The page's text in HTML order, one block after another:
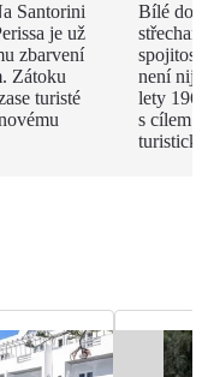
Santorini
je už
zbarvení
Zátoku
turisté
Bílé
není
lety
s cílem